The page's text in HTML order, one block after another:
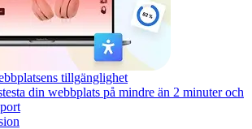
tillgänglighet
din webbplats på mindre än 2 minuter och